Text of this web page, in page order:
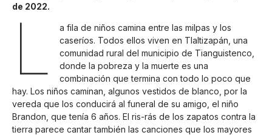
de 2022.
L
a fila de niños camina entre las milpas y los
caseríos. Todos ellos viven en Tlaltizapán, una
comunidad rural del municipio de Tianguistenco,
donde la pobreza y la muerte es una
combinación que termina con todo lo poco que
hay. Los niños caminan, algunos vestidos de blanco, por la
vereda que los conducirá al funeral de su amigo, el niño
Brandon, que tenía 6 años. El ris-rás de los zapatos contra la
tierra parece cantar también las canciones que los mayores